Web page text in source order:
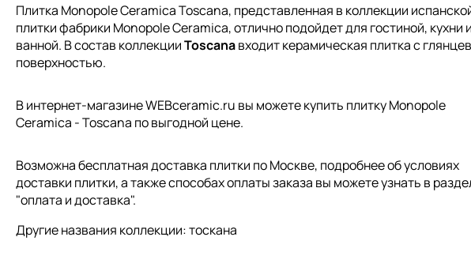
Плитка Monopole Ceramica Toscana, представленная в коллекции
плиткифабрики Monopole Ceramica, отлично подойдет для гостиной, кухни и
ванной. В состав коллекцииToscanaвходит керамическая плитка с
поверхностью.
В интернет-магазине WEBceramic.ru вы можете купить плитку Monopole
Ceramica - Toscana по выгодной цене.
Возможна бесплатная доставка плитки по Москве, подробнее об условиях
доставки плитки, а также способах оплаты заказа вы можете узнать в
"оплата и доставка".
Другие названия коллекции: тоскана